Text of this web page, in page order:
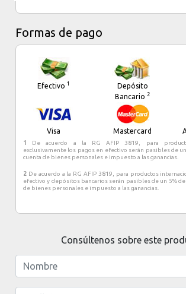
muchos hoteles con vista al mar calmo y
Formas de pago
Efectivo 1
Depósito
Bancario 2
Visa Mastercard
1
De acuerdo a la RG AFIP 3819, para
exclusivamente los pagos en efectivo serán pasibles de
cuenta de bienes personales e impuesto a las ganancias.
2 De acuerdo a la RG AFIP 3819, para productos
efectivo y depósitos bancarios serán pasibles de un 5%
de bienes personales e impuesto a las ganancias.
Consúltenos sobre este